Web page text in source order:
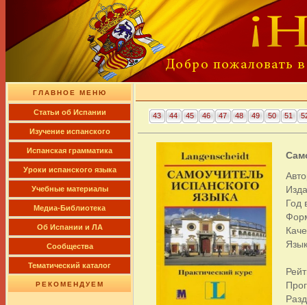
ГЛАВНОЕ МЕНЮ
Cтатьи об Испании
Изучение испанского
Испанская грамматика
Уроки испанского языка
Учебные материалы
Медиа-Библиотека
Об Испании и ЛА
Сообщества
Тематический каталог
РЕКОМЕНДУЕМ
43 44 45 46 47 48 49 50 51
Год